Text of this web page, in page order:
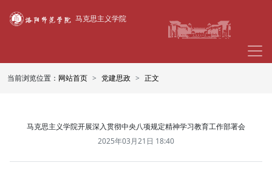
马克思主义学院
当前浏览位置： 网站首页 党建思政 正文
马克思主义学院开展深入贯彻中央八项规定精神学习教育工作部署会
2025年03月21日 18:40